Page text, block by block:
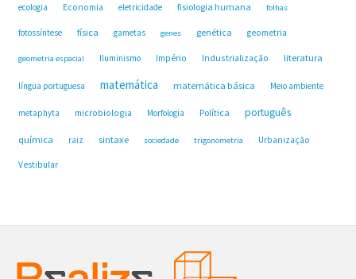
ecologia Economia eletricidade fisiologia humana folhas
fotossíntese física gametas genes genética geometria
geometria espacial Iluminismo Império Industrialização literatura
língua portuguesa matemática matemática básica Meio ambiente
metaphyta microbiologia Morfologia Política português
química raiz sintaxe sociedade trigonometria Urbanização
Vestibular